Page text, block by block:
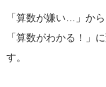
「算数が嫌い…」から
「算数がわかる！」
す。